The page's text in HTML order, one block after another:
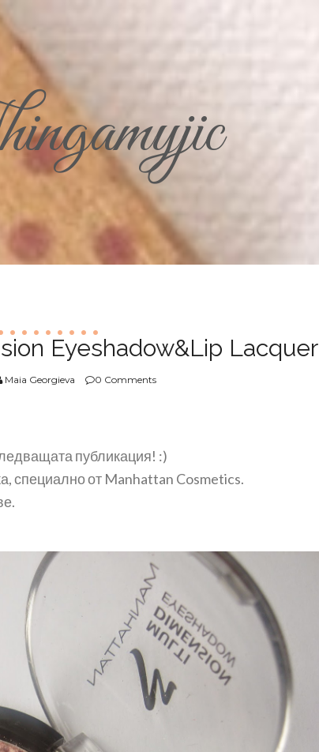
Eyeshadow&Lip Lacquer
Maia Georgieva 0 Comments
публикация! :)
специално от Manhattan Cosmetics.